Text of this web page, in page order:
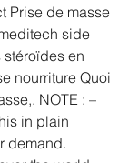
Prise de masse
side
en
nourriture Quoi
NOTE : –
in plain
demand.